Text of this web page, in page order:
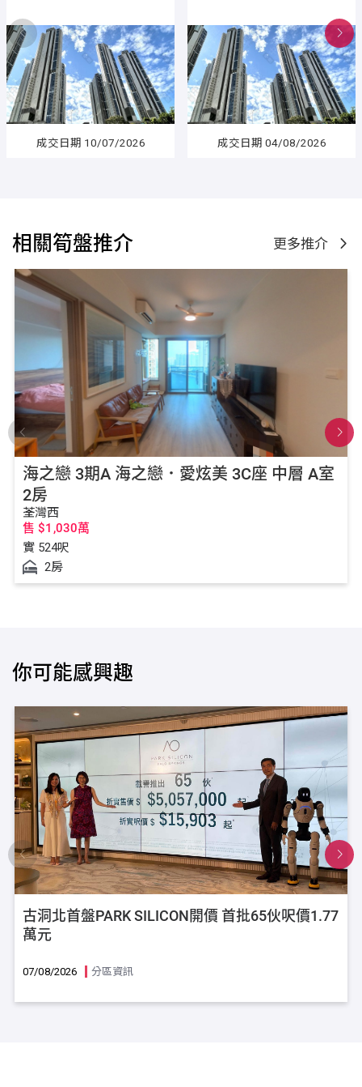
成交日期 10/07/2026 成交日期 04/08/2026
相關筍盤推介 更多推介
海之戀 3期A 海之戀．愛炫美 3C座 中層 A室
2房
荃灣西
售 $1,030萬
實 524呎
2房
你可能感興趣
古洞北首盤PARK SILICON開價 首批65伙呎價1.77
萬元
07/08/2026 分區資訊